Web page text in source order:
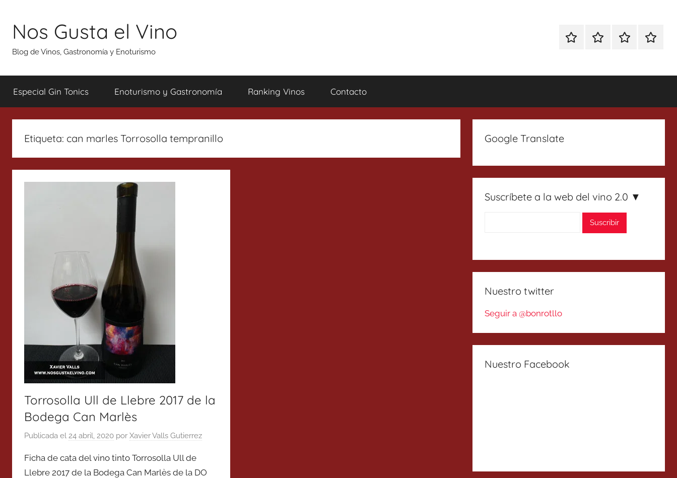
contenido
Nos Gusta el Vino
Blog de Vinos, Gastronomía y Enoturismo
EspecialEnoturismoRanking
Especial Gin Tonics Enoturismo y Gastronomía Ranking Vinos Contacto
Etiqueta: can marles Torrosolla tempranillo
Torrosolla Ull de Llebre 2017 de la
Bodega Can Marlès
Publicada el 24 abril, 2020 por Xavier Valls Gutierrez
Ficha de cata del vino tinto Torrosolla Ull de
Llebre 2017 de la Bodega Can Marlès de la DO
Google Translate
Suscríbete a la web del vino 2.0 ▼
Nuestro twitter
Seguir a @bonrotllo
Nuestro Facebook